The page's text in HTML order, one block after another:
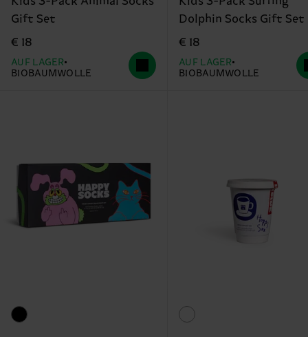
Gift Set
€ 18
AUF LAGER
BIOBAUMWOLLE
Dolphin Socks Gift Set
€ 18
AUF LAGER
BIOBAUMWOLLE